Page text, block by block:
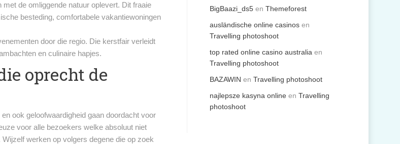
de omliggende natuur oplevert. Dit fraaie
besteding, comfortabele vakantiewoningen
door die regio. Die kerstfair verleidt
en culinaire hapjes.
oprecht de
ook geloofwaardigheid gaan doordacht voor
voor alle bezoekers welke absoluut niet
werken op volgers degene die op zoek
BigBaazi_ds5en Themeforest
ausländische online casinosen
Travelling photoshoot
top rated online casino australia en
Travelling photoshoot
BAZAWIN en Travelling photoshoot
najlepsze kasyna onlineen Travelling
photoshoot